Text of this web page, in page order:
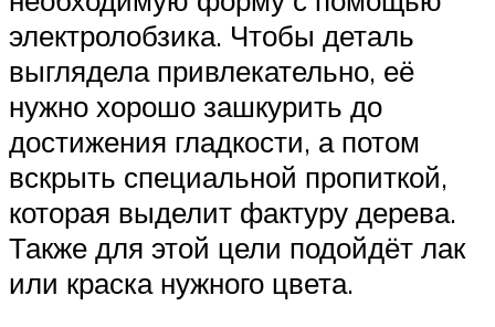
электролобзика. Чтобы деталь
выглядела привлекательно, её
нужно хорошо зашкурить до
достижения гладкости, а потом
вскрыть специальной пропиткой,
которая выделит фактуру дерева.
Также для этой цели подойдёт лак
или краска нужного цвета.